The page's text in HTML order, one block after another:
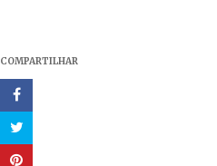
COMPARTILHAR